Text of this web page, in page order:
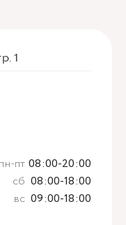
1
пн-пт 08:00-20:00
сб 08:00-18:00
вс 09:00-18:00